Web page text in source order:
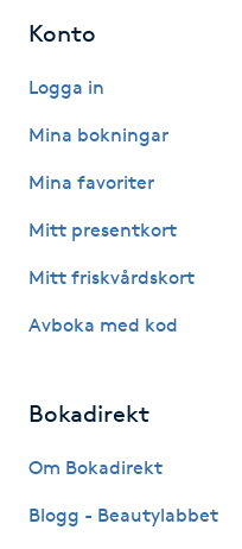
Hårvård
Hälsa
IR-massage
Konto
Logga in
Mina bokningar
Mina favoriter
Mitt presentkort
Mitt friskvårdskort
Avboka med kod
Bokadirekt
Om Bokadirekt
Blogg - Beautylabbet